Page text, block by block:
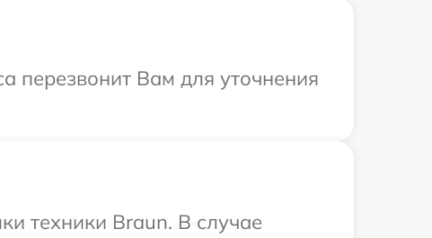
перезвонит Вам для уточнения
техники Braun. В случае